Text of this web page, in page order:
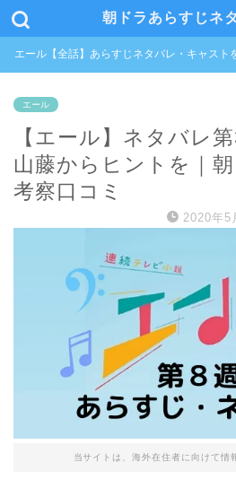
朝ドラあらすじネ
エール【全話】あらすじネタバレ・キャスト
エール
【エール】ネタバレ
山藤からヒントを｜
考察口コミ
2020年5
当サイトは、海外在住者に向けて情